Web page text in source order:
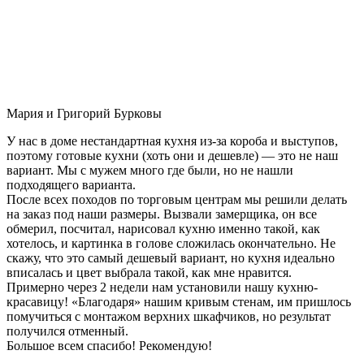
Мария и Григорий Бурковы
У нас в доме нестандартная кухня из-за короба и выступов,
поэтому готовые кухни (хоть они и дешевле) — это не наш
вариант. Мы с мужем много где были, но не нашли
подходящего варианта.
После всех походов по торговым центрам мы решили делать
на заказ под наши размеры. Вызвали замерщика, он все
обмерил, посчитал, нарисовал кухню именно такой, как
хотелось, и картинка в голове сложилась окончательно. Не
скажу, что это самый дешевый вариант, но кухня идеально
вписалась и цвет выбрала такой, как мне нравится.
Примерно через 2 недели нам установили нашу кухню-
красавицу! «Благодаря» нашим кривым стенам, им пришлось
помучиться с монтажом верхних шкафчиков, но результат
получился отменный.
Большое всем спасибо! Рекомендую!